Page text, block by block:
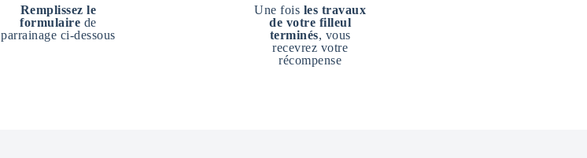
Remplissez le
formulaire de
parrainage ci-dessous
Une fois les travaux
de votre filleul
terminés, vous
recevrez votre
récompense